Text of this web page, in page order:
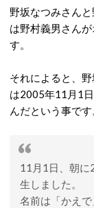
野坂なつみさん
は野村義男さん
す。
それによると、
は2005年11月1
んだという事です
11月1日、朝に
生しました。
名前は「かえで